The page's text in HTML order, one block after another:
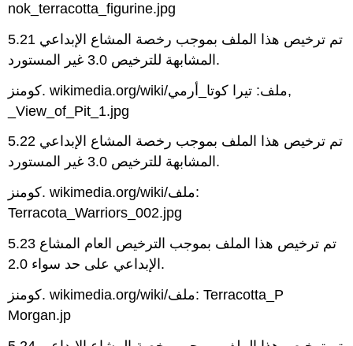
nok_terracotta_figurine.jpg
5.21 تم ترخيص هذا الملف بموجب رخصة المشاع الإبداعي
المشابهة للترخيص 3.0 غير المستورد.
كومنز. wikimedia.org/wiki/ملف: تيرا كوتا_أرمي,
_View_of_Pit_1.jpg
5.22 تم ترخيص هذا الملف بموجب رخصة المشاع الإبداعي
المشابهة للترخيص 3.0 غير المستورد.
كومنز. wikimedia.org/wiki/ملف:
Terracota_Warriors_002.jpg
5.23 تم ترخيص هذا الملف بموجب الترخيص العام المشاع
الإبداعي على حد سواء 2.0.
كومنز. wikimedia.org/wiki/ملف: Terracotta_P
Morgan.jp